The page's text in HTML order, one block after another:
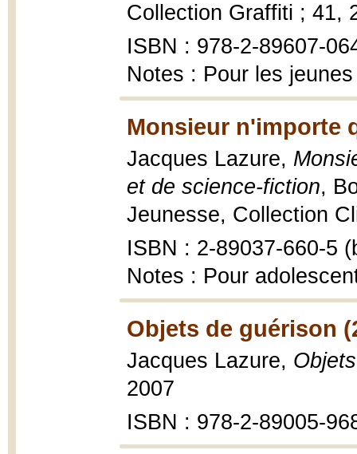
Collection Graffiti ; 41,
ISBN : 978-2-89607-
Notes : Pour les
Monsieur n'importe
Jacques Lazure,
et de science-fiction,
Jeunesse, Collection
ISBN : 2-89037-660-5
Notes : Pour
Objets de guérison
Jacques Lazure,
2007
ISBN : 978-2-89005-